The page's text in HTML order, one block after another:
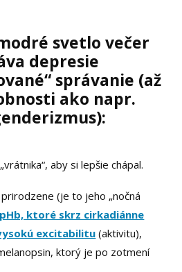
svetlo večer
depresie
správanie (až
ako napr.
):
aby si lepšie chápal.
(je to jeho „nočná
pHb, ktoré skrz cirkadiánne
excitabilitu (aktivitu),
ktorý je po zotmení